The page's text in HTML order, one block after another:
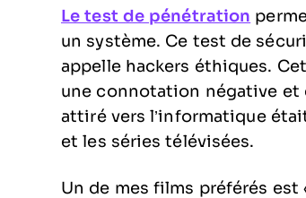
Le test de pénétration
un système. Ce test de
appelle hackers éthiques.
une connotation négative et
attiré vers l’informatique
et les séries télévisées.
Un de mes films préférés est